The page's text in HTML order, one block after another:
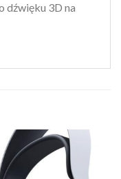
dźwięku 3D na